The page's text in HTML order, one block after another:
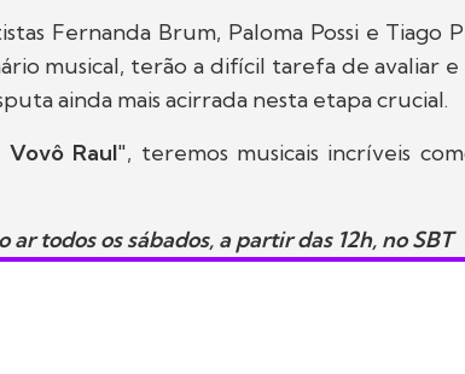
Fernanda Brum, Paloma Possi e Tiago
musical, terão a difícil tarefa de avaliar
ainda mais acirrada nesta etapa crucial.
Raul", teremos musicais incríveis
todos os sábados, a partir das 12h, no SBT